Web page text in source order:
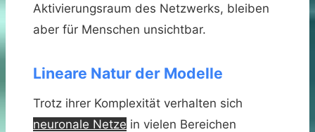
Aktivierungsraum des Netzwerks, bleiben
aber für Menschen unsichtbar.
Lineare Natur der Modelle
Trotz ihrer Komplexität verhalten sich
neuronale Netze in vielen Bereichen